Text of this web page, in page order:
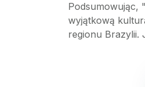
Podsumowując,
wyjątkową
regionu Brazylii.